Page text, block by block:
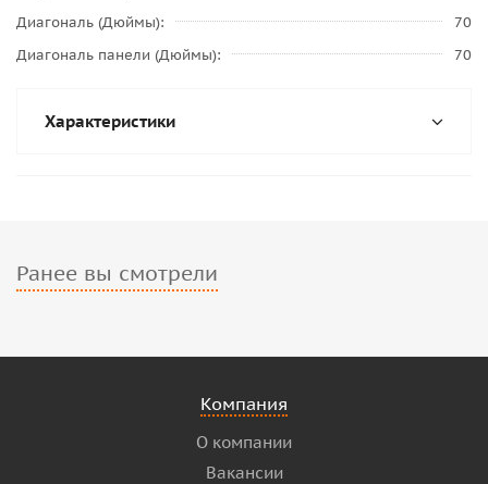
Диагональ (Дюймы)
70
Диагональ панели (Дюймы)
70
Характеристики
Ранее вы смотрели
Компания
О компании
Вакансии